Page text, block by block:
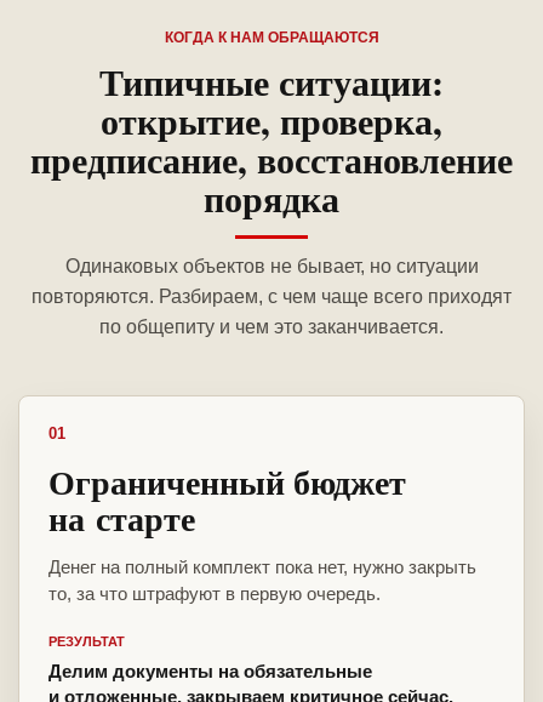
КОГДА К НАМ ОБРАЩАЮТСЯ
Типичные ситуации:
открытие, проверка,
предписание, восстановление
порядка
Одинаковых объектов не бывает, но ситуации
повторяются. Разбираем, с чем чаще всего приходят
по общепиту и чем это заканчивается.
01
Ограниченный бюджет
на старте
Денег на полный комплект пока нет, нужно закрыть
то, за что штрафуют в первую очередь.
РЕЗУЛЬТАТ
Делим документы на обязательные
и отложенные, закрываем критичное сейчас,